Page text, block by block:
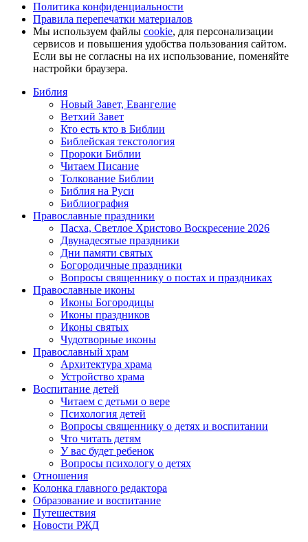
Политика конфиденциальности
Правила перепечатки материалов
Мы используем файлы cookie, для персонализации
сервисов и повышения удобства пользования сайтом.
Если вы не согласны на их использование, поменяйте
настройки браузера.
Библия
Новый Завет, Евангелие
Ветхий Завет
Кто есть кто в Библии
Библейская текстология
Пророки Библии
Читаем Писание
Толкование Библии
Библия на Руси
Библиография
Православные праздники
Пасха, Светлое Христово Воскресение 2026
Двунадесятые праздники
Дни памяти святых
Богородичные праздники
Вопросы священнику о постах и праздниках
Православные иконы
Иконы Богородицы
Иконы праздников
Иконы святых
Чудотворные иконы
Православный храм
Архитектура храма
Устройство храма
Воспитание детей
Читаем с детьми о вере
Психология детей
Вопросы священнику о детях и воспитании
Что читать детям
У вас будет ребенок
Вопросы психологу о детях
Отношения
Колонка главного редактора
Образование и воспитание
Путешествия
Новости РЖД